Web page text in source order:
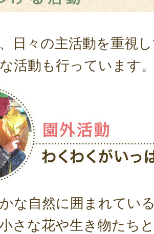
日々の主活動を重視
活動も行っています
な自然に囲まれてい
さな花や生き物たち